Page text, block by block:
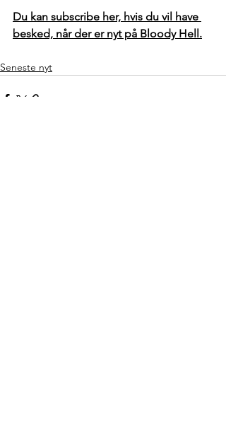
Du kan subscribe her, hvis du vil have
besked, når der er nyt på Bloody Hell.
Seneste nyt